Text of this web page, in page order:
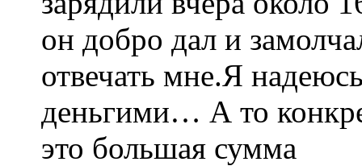
он добро дал и
отвечать мне.Я
деньгими… А то
это большая сумма